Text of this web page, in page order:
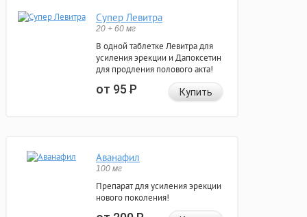
Супер Левитра
20 + 60 мг
В одной таблетке Левитра для
усиления эрекции и Дапоксетин
для продления полового акта!
от 95Р Купить
Аванафил
100 мг
Препарат для усиления эрекции
нового поколения!